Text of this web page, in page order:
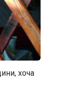
хоча